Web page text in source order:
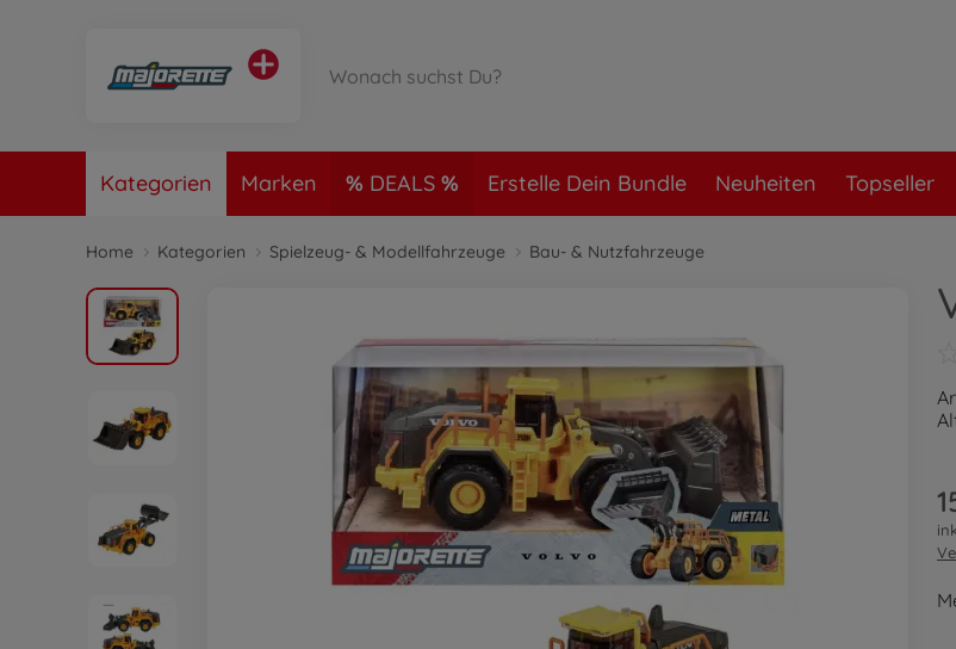
Kategorien Marken DEALS Erstelle Dein Bundle Neuheiten Topseller
Home Kategorien Spielzeug- & Modellfahrzeuge Bau- & Nutzfahrzeuge